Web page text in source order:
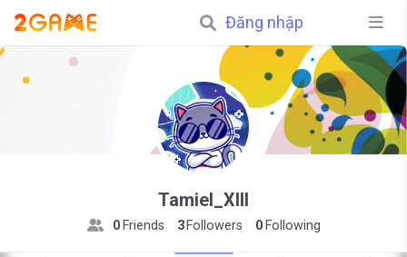
Đăng nhập
Tamiel_XIII
0 Friends 3 Followers 0 Following